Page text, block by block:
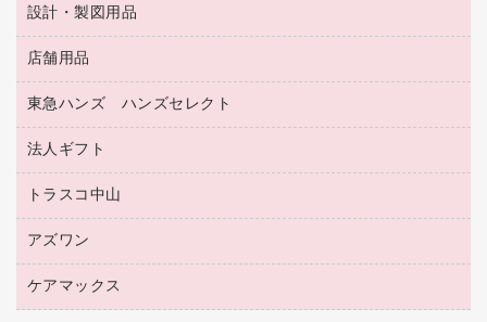
食品添加物製品
プレゼン用ファイル
ファイルボックス
パイプ式ファイル
その他ファイル
クリヤーホルダー
クリヤーブック（差替式）
クリヤーブック（固定式）
マーキングペン（油性）
マーキングペン（水性）
ボールペン（油性）
ボールペン（ゲルインク）
シャープペンシル用替芯
備品／小物ケース
透明テープ 事務用
電話台
針なしステープラー
紙めくり
裁断機
介護用品
医療関連用品
工事関連用品
屋外用品
設計・製図用品
設計・製図用品
店舗用品
店舗運営用品
陳列什器
紙手提げ袋
レジ・ポリ袋
ディスプレイ用品
カウンター／お会計用品
東急ハンズ ハンズセレクト
東急ハンズ
法人ギフト
高島屋
カウネットギフト
高島屋（食品・飲料）
カウネットギフト（食品・飲料）
トラスコ中山
建築・作業用品
アズワン
医療・介護用品（食品・飲料・食添製品）
ケアマックス